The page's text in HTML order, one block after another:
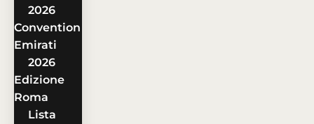
2026
Convention
Emirati
2026
Edizione
Roma
Lista